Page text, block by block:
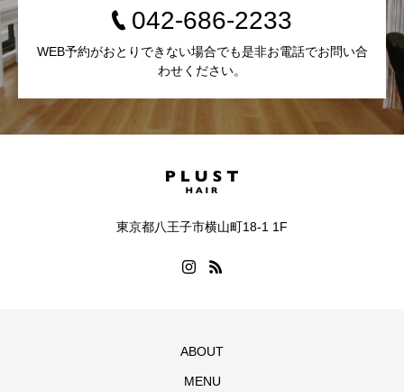
042-686-2233
WEB予約がおとりできない場合でも是非お電話でお問い合
わせください。
東京都八王子市横山町18-1 1F
ABOUT
MENU